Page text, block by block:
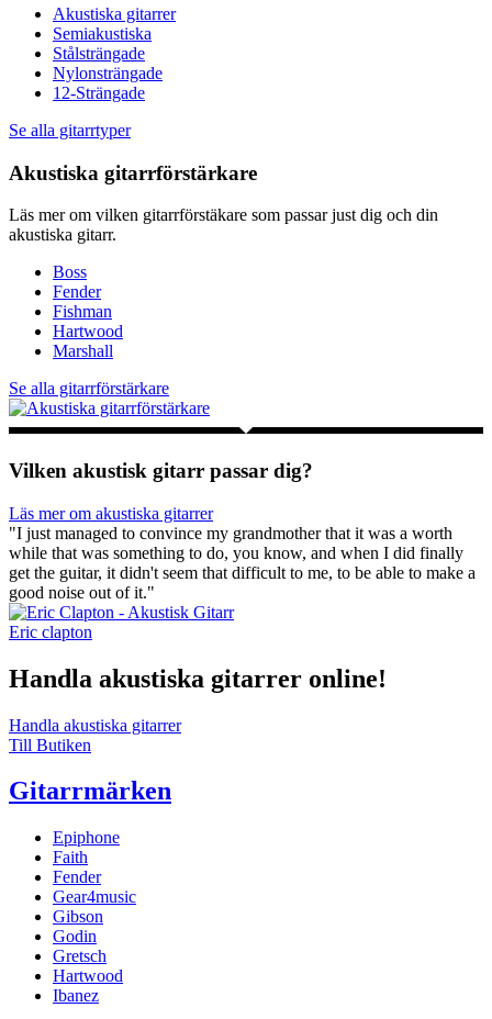
Akustiska gitarrer
Semiakustiska
Stålsträngade
Nylonsträngade
12-Strängade
Se alla gitarrtyper
Akustiska gitarrförstärkare
Läs mer om vilken gitarrförstäkare som passar just dig och din
akustiska gitarr.
Boss
Fender
Fishman
Hartwood
Marshall
Se alla gitarrförstärkare
Vilken akustisk gitarr passar dig?
Läs mer om akustiska gitarrer
"I just managed to convince my grandmother that it was a worth
while that was something to do, you know, and when I did finally
get the guitar, it didn't seem that difficult to me, to be able to make a
good noise out of it."
Eric clapton
Handla akustiska gitarrer online!
Handla akustiska gitarrer
Till Butiken
Gitarrmärken
Epiphone
Faith
Fender
Gear4music
Gibson
Godin
Gretsch
Hartwood
Ibanez